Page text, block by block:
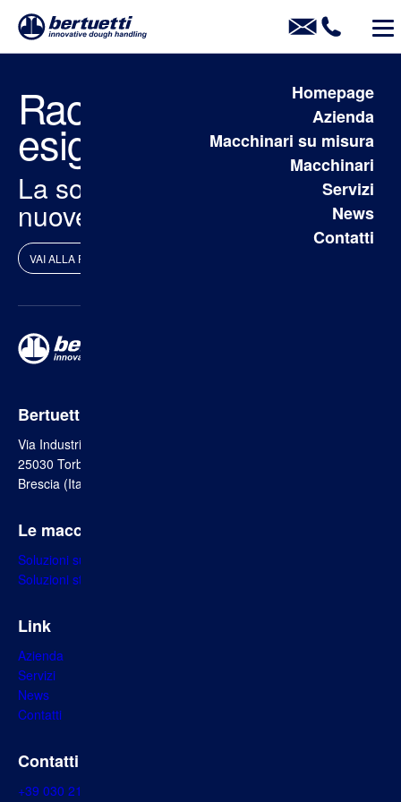
Homepage
Azienda
Macchinari su misura
Macchinari
Servizi
News
Contatti
Raccontaci la tua
esigenza
La soluzione è nelle tue
nuove mani (automatiche).
VAI ALLA PAGINA
Bertuetti S.p.A.
Via Industria 22/24
25030 Torbole Casaglia
Brescia (Italia)
Le macchine
Soluzioni su misura
Soluzioni standard
Link
Azienda
Servizi
News
Contatti
Contatti
+39 030 2150026